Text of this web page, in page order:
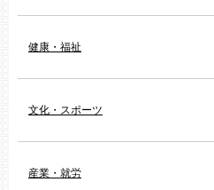
健康・福祉
文化・スポーツ
産業・就労